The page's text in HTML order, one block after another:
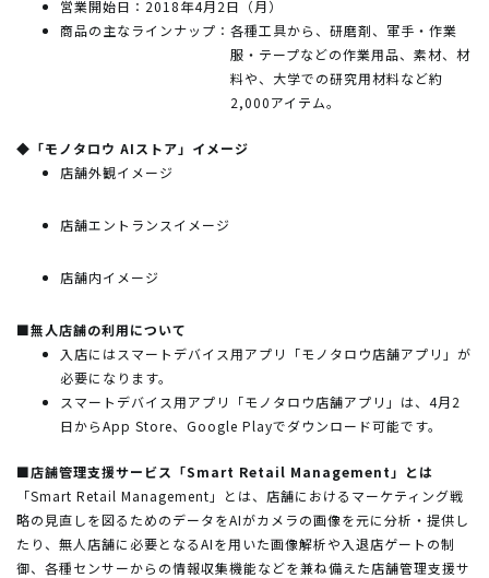
営業開始日：2018年4月2日（月）
商品の主なラインナップ： 各種工具から、研磨剤、軍手・作業
服・テープなどの作業用品、素材、材
料や、大学での研究用材料など約
2,000アイテム。
◆「モノタロウ AIストア」イメージ
店舗外観イメージ
店舗エントランスイメージ
店舗内イメージ
■無人店舗の利用について
入店にはスマートデバイス用アプリ「モノタロウ店舗アプリ」が
必要になります。
スマートデバイス用アプリ「モノタロウ店舗アプリ」は、4月2
日からApp Store、Google Playでダウンロード可能です。
■店舗管理支援サービス「Smart Retail Management」とは
「Smart Retail Management」とは、店舗におけるマーケティング戦
略の見直しを図るためのデータをAIがカメラの画像を元に分析・提供し
たり、無人店舗に必要となるAIを用いた画像解析や入退店ゲートの制
御、各種センサーからの情報収集機能などを兼ね備えた店舗管理支援サ